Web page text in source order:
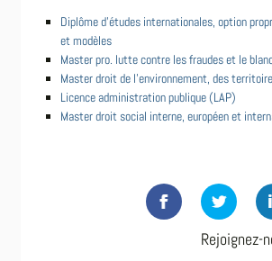
Diplôme d'études internationales, option
et modèles
Master pro. lutte contre les fraudes et le
Master droit de l'environnement, des
Licence administration publique (LAP)
Master droit social interne, européen et
Rejoignez-